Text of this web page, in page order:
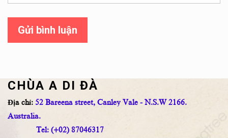
Gửi bình luận
CHÙA A DI ĐÀ
Địa chỉ: 52 Bareena street, Canley Vale - N.S.W 2166.
Australia.
Tel: (+02) 87046317